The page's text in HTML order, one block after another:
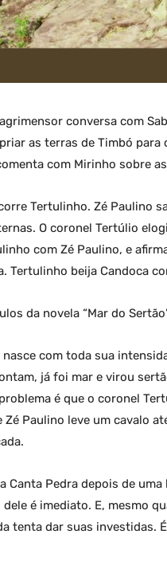
conversa com
as terras de Timbó
com Mirinho sobre
Tertulinho. Zé Paulino
O coronel Tertúlio
com Zé Paulino, e
Tertulinho beija Candoca
da novela “Mar do
com toda sua
já foi mar e virou
é que o coronel
Paulino leve um cavalo
Canta Pedra depois de
é imediato. E, mesmo
tenta dar suas investidas.